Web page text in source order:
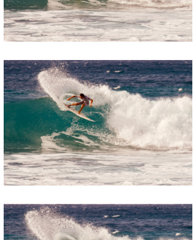
上條将美
唐澤予報士
SancheZ
ゴン
米山予報士
wanda
予報士 hiro.
banpaku
Mr.K
chappy